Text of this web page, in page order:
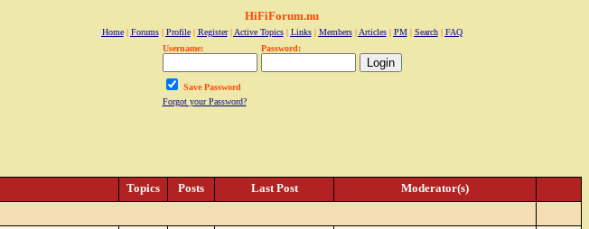
HiFiForum.nu
Home| Forums| Profile| Register| Active Topics| Links| Members| Articles| PM| Search| FAQ
Username:
Password:
Save Password
Forgot your Password?
Topics Posts Last Post
Moderator(s)